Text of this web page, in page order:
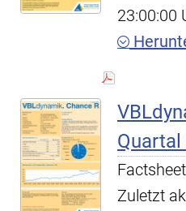
23:00:00
Quartal
Zuletzt